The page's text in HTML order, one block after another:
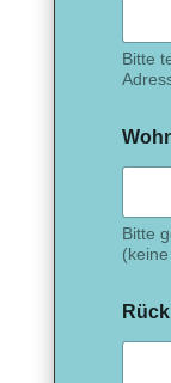
Bitte
Bitte